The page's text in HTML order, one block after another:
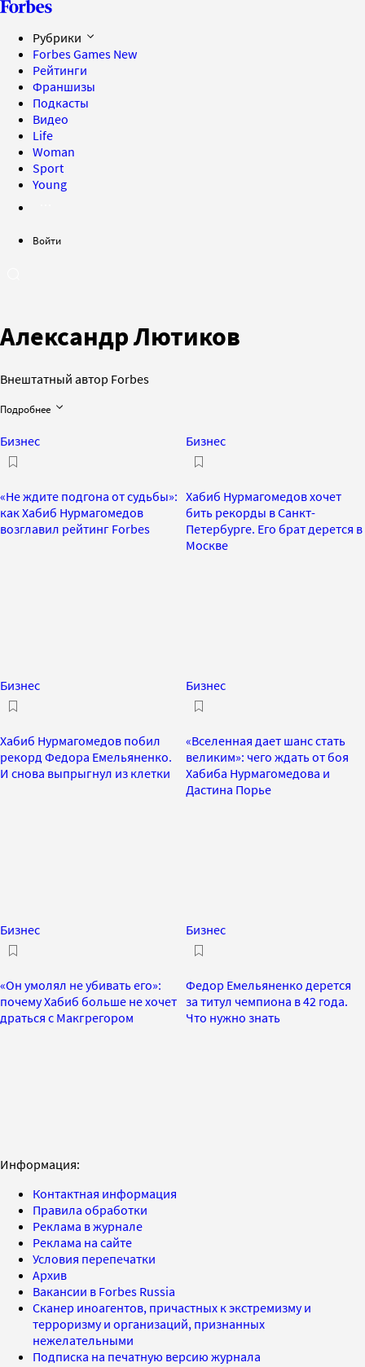
Рубрики
Forbes Games New
Рейтинги
Франшизы
Подкасты
Видео
Life
Woman
Sport
Young
Войти
Александр Лютиков
Внештатный автор Forbes
Подробнее
Бизнес
«Не ждите подгона от судьбы»:
как Хабиб Нурмагомедов
возглавил рейтинг Forbes
Бизнес
Хабиб Нурмагомедов хочет
бить рекорды в Санкт-
Петербурге. Его брат дерется в
Москве
Бизнес
Хабиб Нурмагомедов побил
рекорд Федора Емельяненко.
И снова выпрыгнул из клетки
Бизнес
«Вселенная дает шанс стать
великим»: чего ждать от боя
Хабиба Нурмагомедова и
Дастина Порье
Бизнес
«Он умолял не убивать его»:
почему Хабиб больше не хочет
драться с Макгрегором
Бизнес
Федор Емельяненко дерется
за титул чемпиона в 42 года.
Что нужно знать
Информация:
Контактная информация
Правила обработки
Реклама в журнале
Реклама на сайте
Условия перепечатки
Архив
Вакансии в Forbes Russia
Сканер иноагентов, причастных к экстремизму и
терроризму и организаций, признанных
нежелательными
Подписка на печатную версию журнала